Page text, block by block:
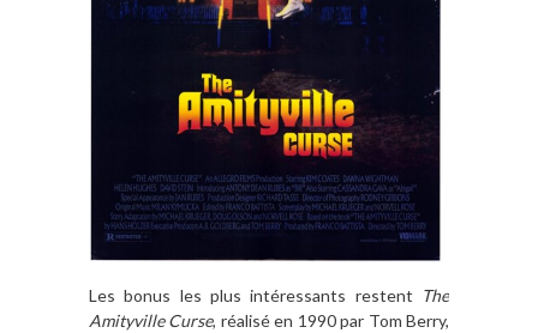
Les bonus les plus intéressants restent The
Amityville Curse, réalisé en 1990 par Tom Berry,